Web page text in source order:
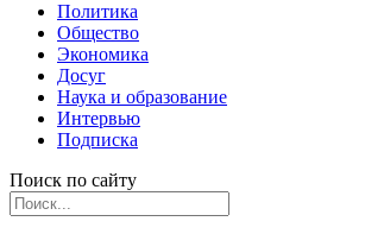
Политика
Общество
Экономика
Досуг
Наука и образование
Интервью
Подписка
Поиск по сайту